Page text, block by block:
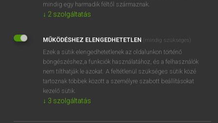
REGISZTRÁCIÓ
EURÓPAI UNIÓS TERMINOLÓGIAI SZÓTÁR
Kapcsolódó anyagok
mindig egy harmadik féltől származnak.
↓ 2 szolgáltatás
MŰKÖDÉSHEZ ELENGEDHETETLEN (mindig szükséges)
Ezek a sütik elengedhetetlenek az oldalunkon történő
böngészéshez,a funkciók használatához, és a felhasználók
nem tilthatják le azokat. A feltétlenül szükséges sütik közé
tartoznak többek között a személyre szabott beállításokat
kezelő sütik.
↓ 3 szolgáltatás